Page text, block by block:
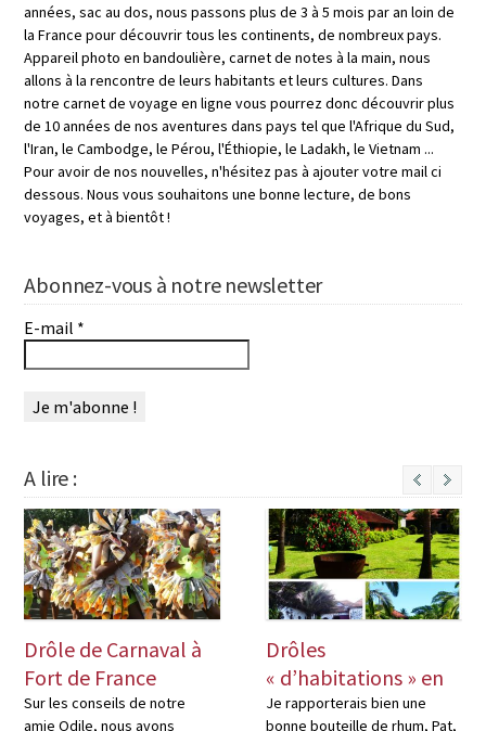
années, sac au dos, nous passons plus de 3 à 5 mois par an loin de
la France pour découvrir tous les continents, de nombreux pays.
Appareil photo en bandoulière, carnet de notes à la main, nous
allons à la rencontre de leurs habitants et leurs cultures. Dans
notre carnet de voyage en ligne vous pourrez donc découvrir plus
de 10 années de nos aventures dans pays tel que l'Afrique du Sud,
l'Iran, le Cambodge, le Pérou, l'Éthiopie, le Ladakh, le Vietnam ...
Pour avoir de nos nouvelles, n'hésitez pas à ajouter votre mail ci
dessous. Nous vous souhaitons une bonne lecture, de bons
voyages, et à bientôt !
Abonnez-vous à notre newsletter
E-mail *
A lire :
Drôle de Carnaval à
Fort de France
Sur les conseils de notre
amie Odile, nous avons
Drôles
« d’habitations » en
Martinique
Je rapporterais bien une
bonne bouteille de rhum, Pat,
Next